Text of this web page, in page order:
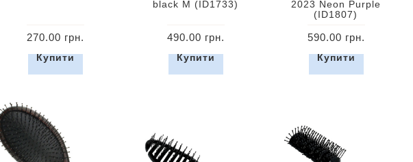
270.00 грн.
Купити
black M (ID1733)
490.00 грн.
Купити
2023 Neon Purple
(ID1807)
590.00 грн.
Купити